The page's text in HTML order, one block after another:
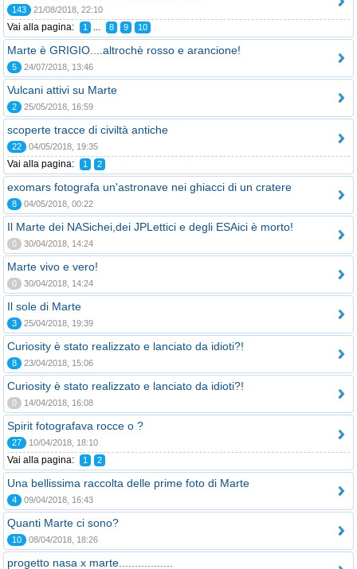
143 21/08/2018, 22:10
Vai alla pagina: 1 ... 8 9 10
Marte è GRIGIO....altrochè rosso e arancione!
5 24/07/2018, 13:46
Vulcani attivi su Marte
2 25/05/2018, 16:59
scoperte tracce di civiltà antiche
22 04/05/2018, 19:35
Vai alla pagina: 1 2
exomars fotografa un'astronave nei ghiacci di un cratere
8 04/05/2018, 00:22
Il Marte dei NASichei,dei JPLettici e degli ESAici è morto!
0 30/04/2018, 14:24
Marte vivo e vero!
0 30/04/2018, 14:24
Il sole di Marte
3 25/04/2018, 19:39
Curiosity è stato realizzato e lanciato da idioti?!
8 23/04/2018, 15:06
Curiosity è stato realizzato e lanciato da idioti?!
0 14/04/2018, 16:08
Spirit fotografava rocce o ?
27 10/04/2018, 18:10
Vai alla pagina: 1 2
Una bellissima raccolta delle prime foto di Marte
4 09/04/2018, 16:43
Quanti Marte ci sono?
10 08/04/2018, 18:26
progetto nasa x marte.................